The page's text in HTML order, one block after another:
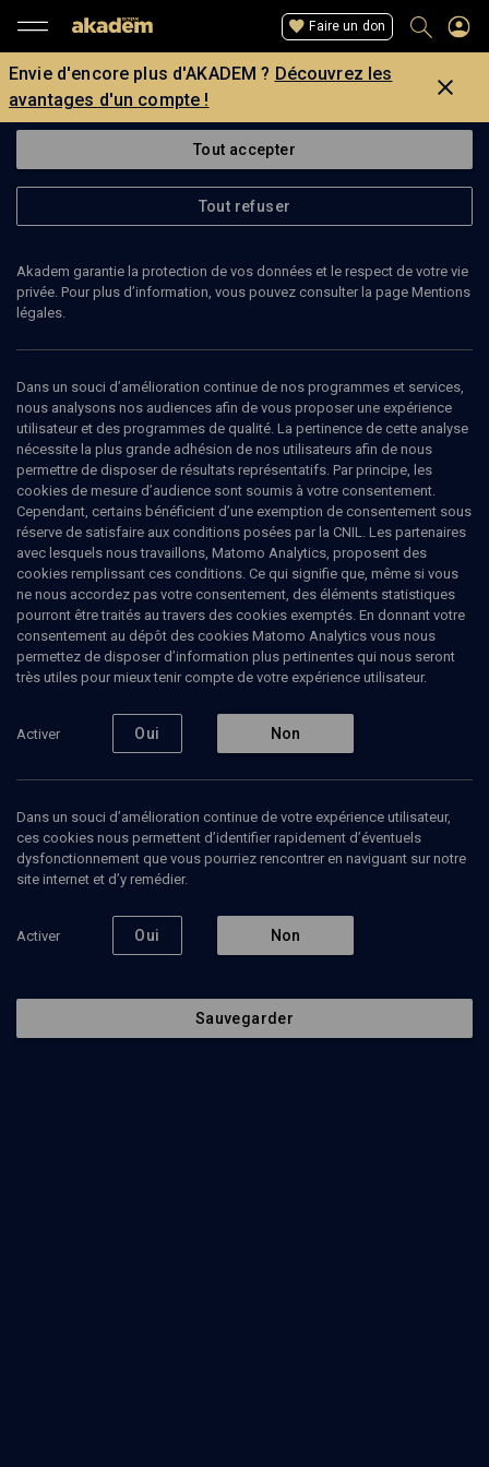
Faire un don
Envie d'encore plus d'AKADEM ? Découvrez les
avantages d'un compte !
supérieure)
Ajouter Partager J’aime
Tous 1 Vidéos 1
Vidéos 1
Hommage à
Mesguich
PHILOSOPHIE
Hommage à Sophie
Tout accepter
Tout refuser
Akadem garantie la protection de vos données et le respect de votre vie
privée. Pour plus d’information, vous pouvez consulter la page Mentions
légales.
Dans un souci d’amélioration continue de nos programmes et services,
nous analysons nos audiences afin de vous proposer une expérience
utilisateur et des programmes de qualité. La pertinence de cette analyse
nécessite la plus grande adhésion de nos utilisateurs afin de nous
permettre de disposer de résultats représentatifs. Par principe, les
cookies de mesure d’audience sont soumis à votre consentement.
Cependant, certains bénéficient d’une exemption de consentement sous
réserve de satisfaire aux conditions posées par la CNIL. Les partenaires
avec lesquels nous travaillons, Matomo Analytics, proposent des
cookies remplissant ces conditions. Ce qui signifie que, même si vous
ne nous accordez pas votre consentement, des éléments statistiques
pourront être traités au travers des cookies exemptés. En donnant votre
consentement au dépôt des cookies Matomo Analytics vous nous
permettez de disposer d’information plus pertinentes qui nous seront
très utiles pour mieux tenir compte de votre expérience utilisateur.
Activer Oui Non
Dans un souci d’amélioration continue de votre expérience utilisateur,
ces cookies nous permettent d’identifier rapidement d’éventuels
dysfonctionnement que vous pourriez rencontrer en naviguant sur notre
site internet et d’y remédier.
Activer Oui Non
Sauvegarder